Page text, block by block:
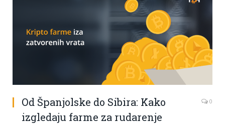
Od Španjolske do Sibira: Kako
izgledaju farme za rudarenje
0